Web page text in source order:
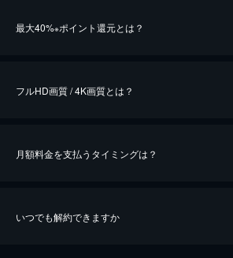
最大40%※ポイント還元とは？
※40％ポイント還元の対象は、クレジットカード決済による
フルHD画質 / 4K画質とは？
月額料金を支払うタイミングは？
いつでも解約できますか